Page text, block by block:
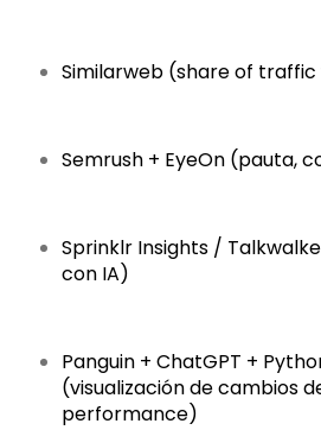
Similarweb (share of
Semrush + EyeOn (pauta,
Sprinklr Insights /
con IA)
Panguin + ChatGPT +
(visualización de cambios
performance)